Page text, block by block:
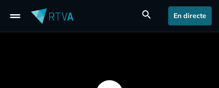
drag_handle search En directe